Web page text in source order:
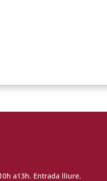
a13h. Entrada lliure.